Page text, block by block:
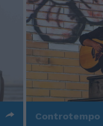
Controtempo